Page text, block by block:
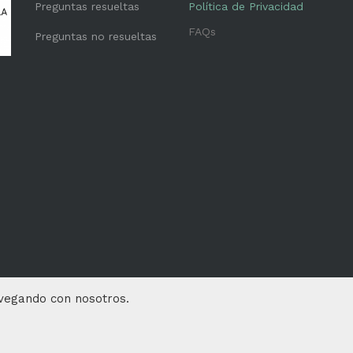
Preguntas resueltas
Preguntas no resueltas
Política de Privacidad
FAQs
con nosotros.